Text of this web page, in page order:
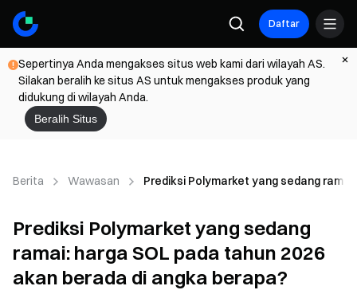
Daftar
Sepertinya Anda mengakses situs web kami dari wilayah AS.
Silakan beralih ke situs AS untuk mengakses produk yang
didukung di wilayah Anda.
Beralih Situs
Berita Wawasan Prediksi Polymarket yang sedang
Prediksi Polymarket yang sedang
ramai: harga SOL pada tahun 2026
akan berada di angka berapa?